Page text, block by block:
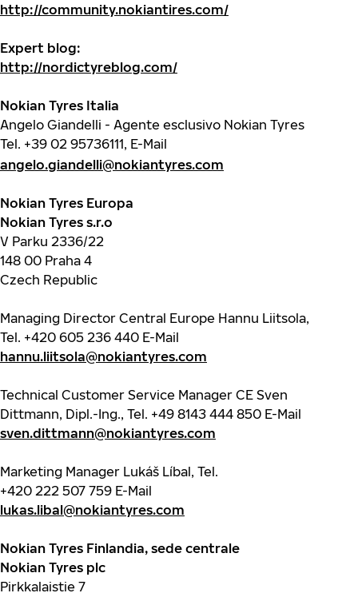
http://community.nokiantires.com/
Expert blog:
http://nordictyreblog.com/
Nokian Tyres Italia
Angelo Giandelli - Agente esclusivo Nokian Tyres
Tel. +39 02 95736111, E-Mail
angelo.giandelli@nokiantyres.com
Nokian Tyres Europa
Nokian Tyres s.r.o
V Parku 2336/22
148 00 Praha 4
Czech Republic
Managing Director Central Europe Hannu Liitsola,
Tel. +420 605 236 440 E-Mail
hannu.liitsola@nokiantyres.com
Technical Customer Service Manager CE Sven
Dittmann, Dipl.-Ing., Tel. +49 8143 444 850 E-Mail
sven.dittmann@nokiantyres.com
Marketing Manager Lukáš Líbal, Tel.
+420 222 507 759 E-Mail
lukas.libal@nokiantyres.com
Nokian Tyres Finlandia, sede centrale
Nokian Tyres plc
Pirkkalaistie 7